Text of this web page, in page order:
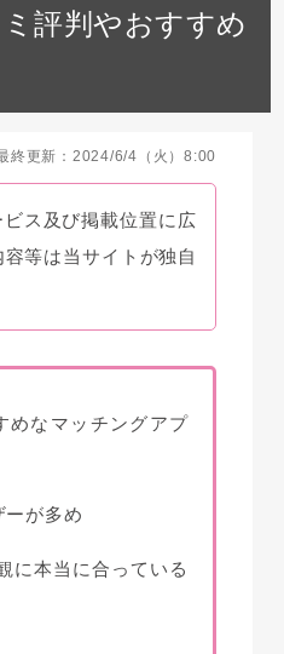
評判やおすすめ
終更新：2024/6/4（火）8:00
ス及び掲載位置に広
等は当サイトが独自
めなマッチングアプ
ーが多め
に本当に合っている